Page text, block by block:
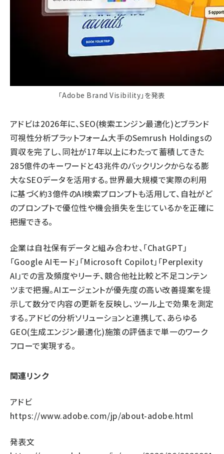
「Adobe Brand Visibility」を発表
アドビは2026年に、SEO(検索エンジン最適化)とブランド
可視性分析プラットフォーム大手のSemrush Holdingsの
買収を完了し、同社が17年以上にわたって蓄積してきた
285億件のキーワードと43兆件のバックリンクからなる膨
大なSEOデータを活用する。世界最大規模で実際の利用
に基づく約3億件のAI検索プロンプトも活用して、自社がど
のプロンプトで優位性や機会損失を生じているかを正確に
把握できる。
企業は自社保有データと組み合わせ、「ChatGPT」
「Google AIモード」「Microsoft Copilot」「Perplexity
AI」での言及頻度やリーチ、競合他社比較と不足コンテン
ツまで把握。AIエージェントが優先度の高い改善提案を提
示して数分で内容の更新を反映し、ツール上で効果を測定
する。アドビの分析ソリューションと連携して、あらゆる
GEO(生成エンジン最適化)施策の評価まで単一のワーク
フローで実現する。
関連リンク
アドビ
https://www.adobe.com/jp/about-adobe.html
発表文